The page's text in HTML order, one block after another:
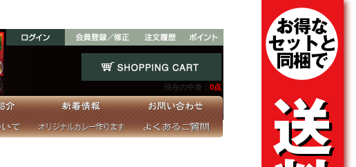
現在の中身： 0点